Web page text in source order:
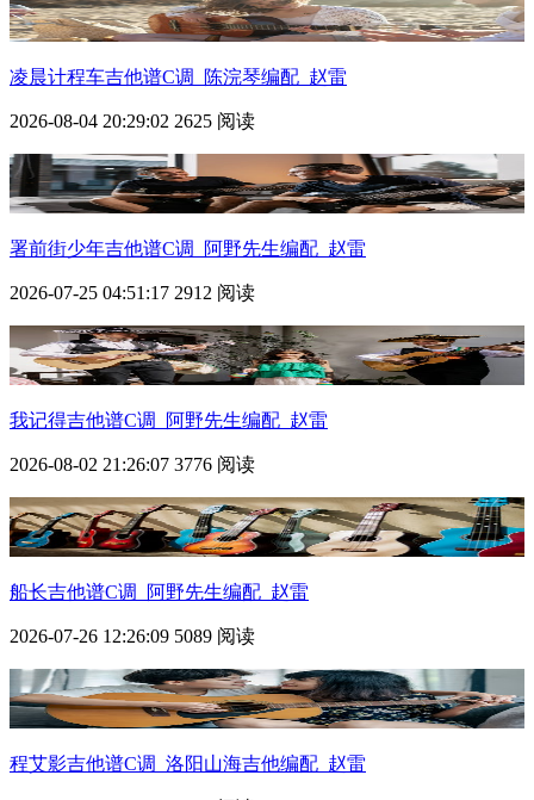
凌晨计程车吉他谱C调_陈浣琴编配_赵雷
2026-08-04 20:29:02 2625 阅读
署前街少年吉他谱C调_阿野先生编配_赵雷
2026-07-25 04:51:17 2912 阅读
我记得吉他谱C调_阿野先生编配_赵雷
2026-08-02 21:26:07 3776 阅读
船长吉他谱C调_阿野先生编配_赵雷
2026-07-26 12:26:09 5089 阅读
程艾影吉他谱C调_洛阳山海吉他编配_赵雷